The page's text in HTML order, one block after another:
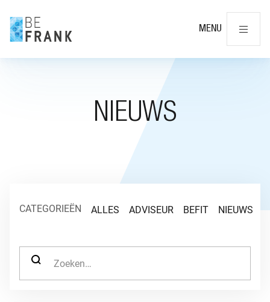
MENU
NIEUWS
CATEGORIEËN ALLES ADVISEUR BEFIT NIEUWS
ZOEK NAAR: